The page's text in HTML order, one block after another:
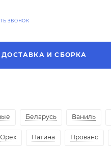
ЗВОНОК
ДОСТАВКА И СБОРКА
Беларусь Ваниль
Орех Патина Прованс